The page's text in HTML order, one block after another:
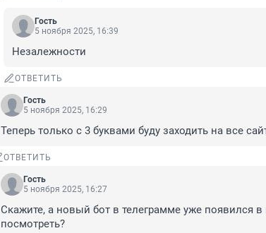
Гость
5 ноября 2025, 16:39
Незалежности
ОТВЕТИТЬ
Гость
5 ноября 2025, 16:29
Теперь только с 3 буквами буду заходить на все
ОТВЕТИТЬ
Гость
5 ноября 2025, 16:27
Скажите, а новый бот в телеграмме уже появился
посмотреть?